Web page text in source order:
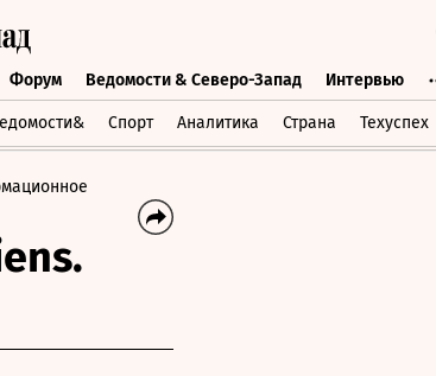
Форум Ведомости & Северо-Запад Интервью
Спорт Аналитика Страна Техуспех
Форум Ведомости & Северо-Запад Интервью